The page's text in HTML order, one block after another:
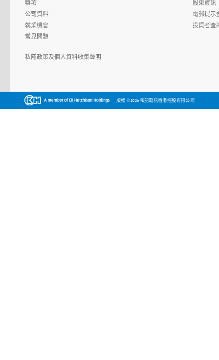
獎項
公司資料
就業機會
常見問題
股東資訊
電郵提示
投資者查
私隱政策及個人資料收集聲明
版權 ©2026 和記電訊香港控股有限公司